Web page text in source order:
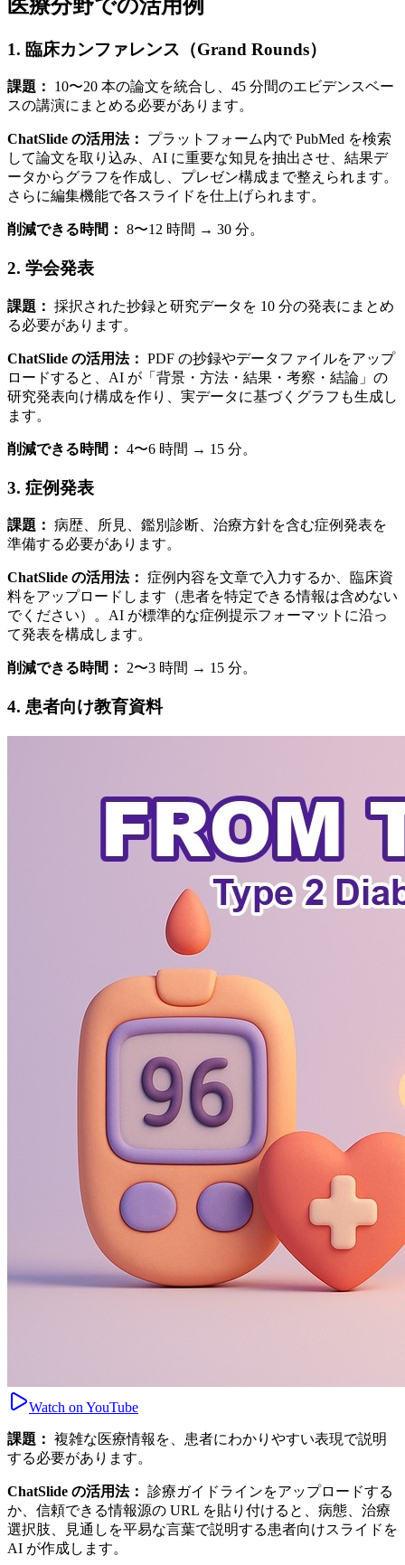
医療分野での活用例
1. 臨床カンファレンス（Grand Rounds）
課題：
10〜20 本の論文を統合し、45 分間のエビデンスベー
スの講演にまとめる必要があります。
ChatSlide の活用法：
プラットフォーム内で PubMed を検索
して論文を取り込み、AI に重要な知見を抽出させ、結果デ
ータからグラフを作成し、プレゼン構成まで整えられます。
さらに編集機能で各スライドを仕上げられます。
削減できる時間： 8〜12 時間 → 30 分。
2. 学会発表
課題： 採択された抄録と研究データを 10 分の発表にまとめ
る必要があります。
ChatSlide の活用法： PDF の抄録やデータファイルをアップ
ロードすると、AI が「背景・方法・結果・考察・結論」の
研究発表向け構成を作り、実データに基づくグラフも生成し
ます。
削減できる時間： 4〜6 時間 → 15 分。
3. 症例発表
課題： 病歴、所見、鑑別診断、治療方針を含む症例発表を
準備する必要があります。
ChatSlide の活用法： 症例内容を文章で入力するか、臨床資
料をアップロードします（患者を特定できる情報は含めない
でください）。AI が標準的な症例提示フォーマットに沿っ
て発表を構成します。
削減できる時間： 2〜3 時間 → 15 分。
4. 患者向け教育資料
Watch on YouTube
課題： 複雑な医療情報を、患者にわかりやすい表現で説明
する必要があります。
ChatSlide の活用法： 診療ガイドラインをアップロードする
か、信頼できる情報源の URL を貼り付けると、病態、治療
選択肢、見通しを平易な言葉で説明する患者向けスライドを
AI が作成します。